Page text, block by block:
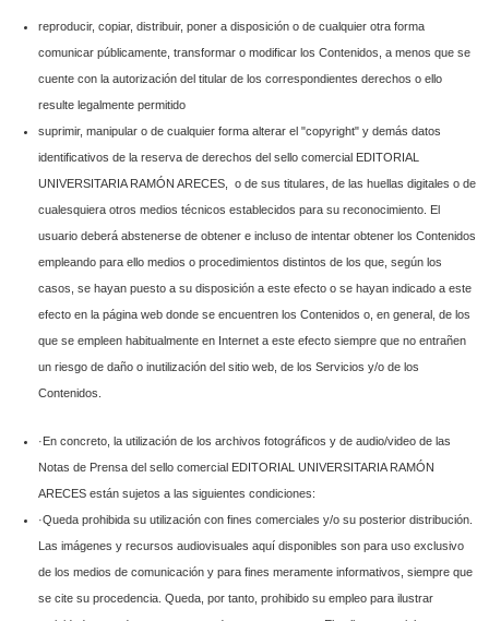
reproducir, copiar, distribuir, poner a disposición o de cualquier otra forma
comunicar públicamente, transformar o modificar los Contenidos, a menos que se
cuente con la autorización del titular de los correspondientes derechos o ello
resulte legalmente permitido
suprimir, manipular o de cualquier forma alterar el "copyright" y demás datos
identificativos de la reserva de derechos del sello comercial EDITORIAL
UNIVERSITARIA RAMÓN ARECES, o de sus titulares, de las huellas digitales o de
cualesquiera otros medios técnicos establecidos para su reconocimiento. El
usuario deberá abstenerse de obtener e incluso de intentar obtener los Contenidos
empleando para ello medios o procedimientos distintos de los que, según los
casos, se hayan puesto a su disposición a este efecto o se hayan indicado a este
efecto en la página web donde se encuentren los Contenidos o, en general, de los
que se empleen habitualmente en Internet a este efecto siempre que no entrañen
un riesgo de daño o inutilización del sitio web, de los Servicios y/o de los
Contenidos.
·En concreto, la utilización de los archivos fotográficos y de audio/video de las
Notas de Prensa del sello comercial EDITORIAL UNIVERSITARIA RAMÓN
ARECES están sujetos a las siguientes condiciones:
·Queda prohibida su utilización con fines comerciales y/o su posterior distribución.
Las imágenes y recursos audiovisuales aquí disponibles son para uso exclusivo
de los medios de comunicación y para fines meramente informativos, siempre que
se cite su procedencia. Queda, por tanto, prohibido su empleo para ilustrar